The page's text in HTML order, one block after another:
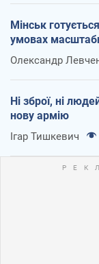
Мінськ
умовах
Олександр
Ні зброї, ні
нову армію
Ігар Тишкевич